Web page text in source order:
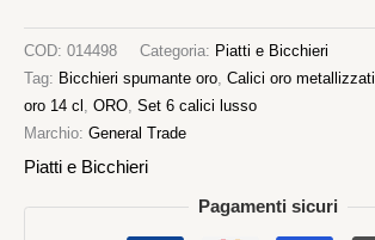
COD: 014498 Categoria: Piatti e Bicchieri
Tag: Bicchieri spumante oro Calici oro metallizzati
oro 14 cl ORO Set 6 calici lusso
Marchio: General Trade
Piatti e Bicchieri
Pagamenti sicuri